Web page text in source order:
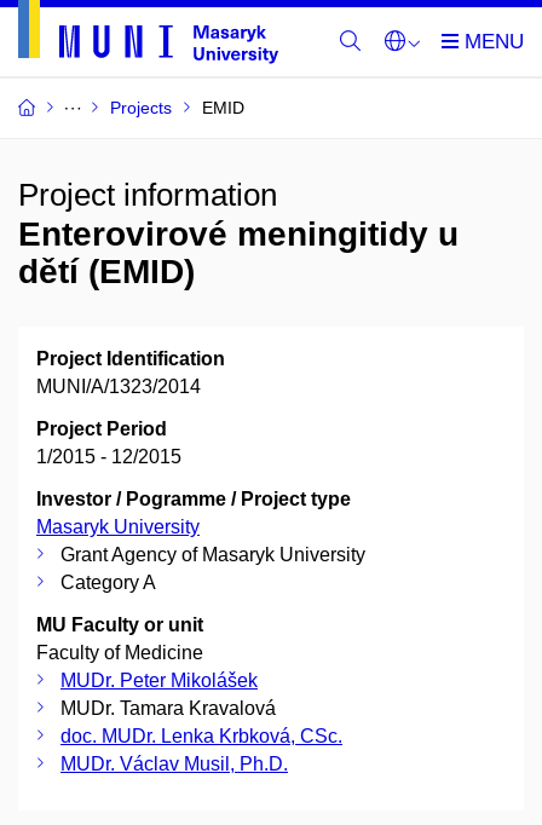
Projects EMID
Project information
Enterovirové meningitidy u
dětí (EMID)
Project Identification
MUNI/A/1323/2014
Project Period
1/2015 - 12/2015
Investor / Pogramme / Project type
Masaryk University
Grant Agency of Masaryk University
Category A
MU Faculty or unit
Faculty of Medicine
MUDr. Peter Mikolášek
MUDr. Tamara Kravalová
doc. MUDr. Lenka Krbková, CSc.
MUDr. Václav Musil, Ph.D.